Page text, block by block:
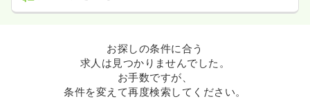
お探しの条件に合う
求人は見つかりませんでした。
お手数ですが、
条件を変えて再度検索してください。